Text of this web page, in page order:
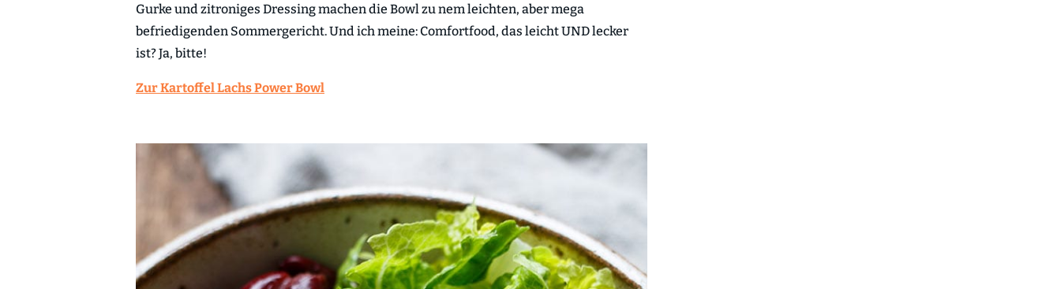
Gurke und zitroniges Dressing machen die Bowl zu nem leichten, aber mega
befriedigenden Sommergericht. Und ich meine: Comfortfood, das leicht UND lecker
ist? Ja, bitte!
Zur Kartoffel Lachs Power Bowl